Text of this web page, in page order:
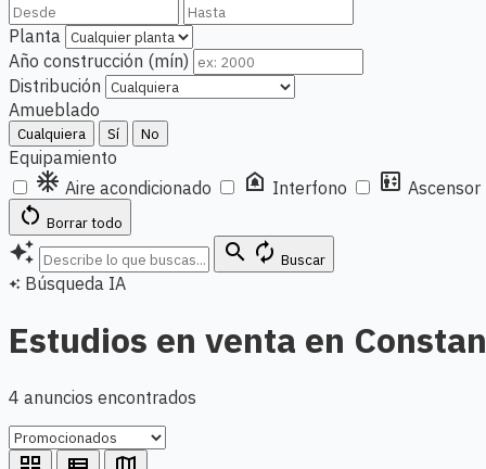
Planta
Año construcción (mín)
Distribución
Amueblado
Cualquiera Sí No
Equipamiento
ac_unit Aire acondicionado doorbell Interfono elevator Ascensor
restart_alt Borrar todo
auto_awesome search autorenew Buscar
auto_awesome Búsqueda IA
Estudios en venta en
4 anuncios encontrados